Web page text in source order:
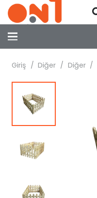
Giriş / Diğer / Diğer /